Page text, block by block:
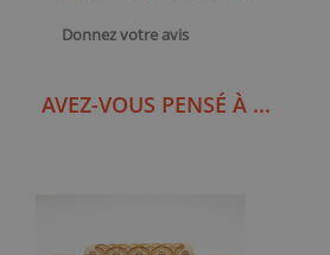
Donnez votre avis
AVEZ-VOUS PENSÉ À ...